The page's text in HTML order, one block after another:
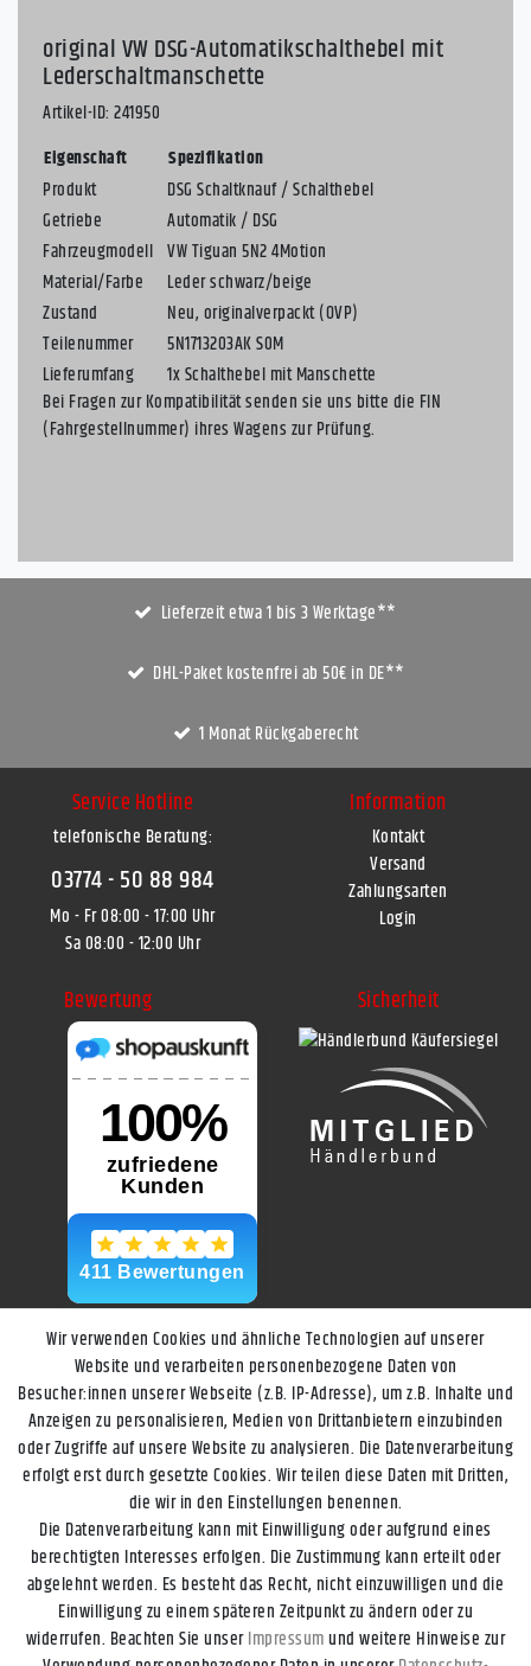
original VW DSG-Automatikschalthebel mit
Lederschaltmanschette
Artikel-ID: 241950
Eigenschaft
Spezifikation
Produkt
DSG Schaltknauf / Schalthebel
Getriebe
Automatik / DSG
Fahrzeugmodell VW Tiguan 5N2 4Motion
Material/Farbe
Leder schwarz/beige
Zustand
Neu, originalverpackt (OVP)
Teilenummer
5N1713203AK S0M
Lieferumfang
1x Schalthebel mit Manschette
Bei Fragen zur Kompatibilität senden sie uns bitte die FIN
(Fahrgestellnummer) ihres Wagens zur Prüfung.
Lieferzeit etwa 1 bis 3 Werktage**
DHL-Paket kostenfrei ab 50€ in DE**
1 Monat Rückgaberecht
Service Hotline
telefonische Beratung:
03774 - 50 88 984
Mo - Fr 08:00 - 17:00 Uhr
Sa 08:00 - 12:00 Uhr
Information
Kontakt
Versand
Zahlungsarten
Login
Bewertung Sicherheit
Impressum Daten­schutz­erklärung AGB Widerrufs­recht
Wir verwenden Cookies und ähnliche Technologien auf unserer
Website und verarbeiten personenbezogene Daten von
Besucher:innen unserer Webseite (z.B. IP-Adresse), um z.B. Inhalte und
Anzeigen zu personalisieren, Medien von Drittanbietern einzubinden
oder Zugriffe auf unsere Website zu analysieren. Die Datenverarbeitung
erfolgt erst durch gesetzte Cookies. Wir teilen diese Daten mit Dritten,
die wir in den Einstellungen benennen.
Die Datenverarbeitung kann mit Einwilligung oder aufgrund eines
berechtigten Interesses erfolgen. Die Zustimmung kann erteilt oder
abgelehnt werden. Es besteht das Recht, nicht einzuwilligen und die
Einwilligung zu einem späteren Zeitpunkt zu ändern oder zu
widerrufen. Beachten Sie unserImpressumund weitere Hinweise zur